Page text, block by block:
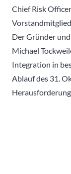
Chief Risk
Der Gründer
Michael
Integration in
Ablauf des 31.